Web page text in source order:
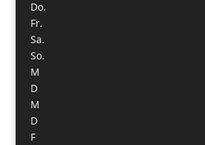
Do.
Fr.
Sa.
So.
M
D
M
D
F